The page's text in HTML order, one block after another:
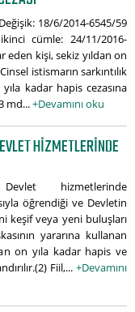
18/6/2014-6545/59
cümle: 24/11/2016-
eden kişi, sekiz yıldan on
istismarın sarkıntılık
kadar hapis cezasına
md...+Devamını oku
HIZMETLERINDE
hizmetlerinde
öğrendiği ve Devletin
keşif veya yeni buluşları
yararına kullanan
on yıla kadar hapis ve
Fiil,... +Devamını